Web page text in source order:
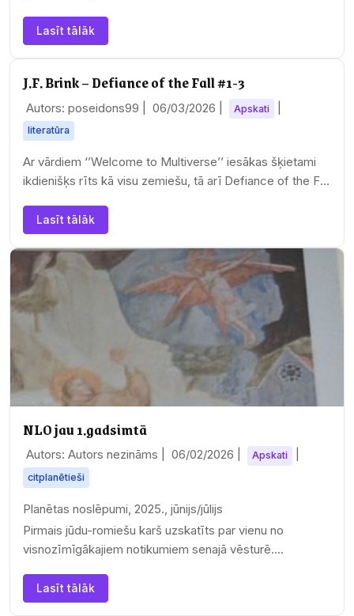
Lasīt tālāk
J.F. Brink – Defiance of the Fall #1-3
Autors: poseidons99 | 06/03/2026 Apskati
literatūra
Ar vārdiem ‘’Welcome to Multiverse’’ iesākas šķietami
ikdienišķs rīts kā visu zemiešu, tā arī Defiance of the Fall
Lasīt tālāk
NLO jau 1.gadsimtā
Autors: Autors nezināms | 06/02/2026 Apskati
citplanētieši
Planētas noslēpumi, 2025., jūnijs/jūlijs
Pirmais jūdu-romiešu karš uzskatīts par vienu no
visnozīmīgākajiem notikumiem senajā vēsturē.
Lasīt tālāk